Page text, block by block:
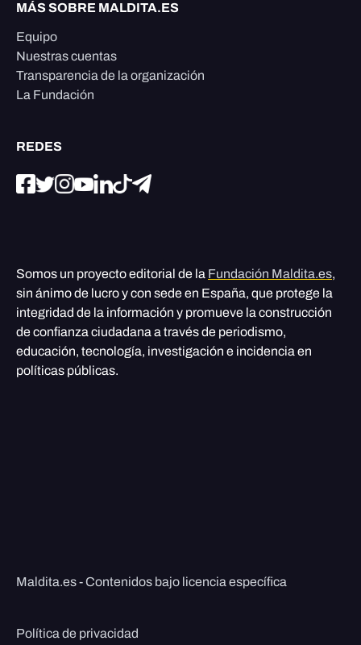
MÁS SOBRE MALDITA.ES
Equipo
Nuestras cuentas
Transparencia de la organización
La Fundación
REDES
Somos un proyecto editorial de la Fundación Maldita.es,
sin ánimo de lucro y con sede en España, que protege la
integridad de la información y promueve la construcción
de confianza ciudadana a través de periodismo,
educación, tecnología, investigación e incidencia en
políticas públicas.
Maldita.es - Contenidos bajo licencia específica
Política de privacidad